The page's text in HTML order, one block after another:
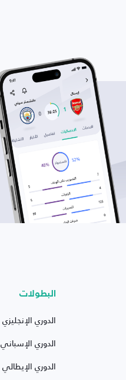
البطولات
الدوري الإنجليزي
الدوري الإسباني
الدوري الإيطالي